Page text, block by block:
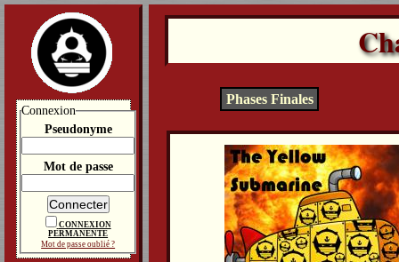
Phases Finales
Connexion
Pseudonyme
Mot de passe
CONNEXION
PERMANENTE
Mot de passe oublié ?